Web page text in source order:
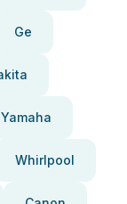
Ge
Yamaha
Whirlpool